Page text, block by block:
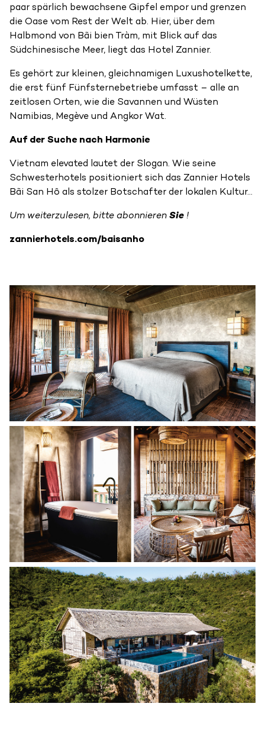
paar spärlich bewachsene Gipfel empor und grenzen
die Oase vom Rest der Welt ab. Hier, über dem
Halbmond von Bãi bien Tràm, mit Blick auf das
Südchinesische Meer, liegt das Hotel Zannier.
Es gehört zur kleinen, gleichnamigen Luxushotelkette,
die erst fünf Fünfsternebetriebe umfasst – alle an
zeitlosen Orten, wie die Savannen und Wüsten
Namibias, Megève und Angkor Wat.
Auf der Suche nach Harmonie
Vietnam elevated lautet der Slogan. Wie seine
Schwesterhotels positioniert sich das Zannier Hotels
Bãi San Hô als stolzer Botschafter der lokalen Kultur...
Um weiterzulesen, bitte abonnieren Sie !
zannierhotels.com/baisanho